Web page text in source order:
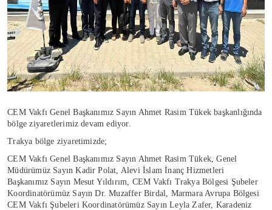
CEM Vakfı Genel Başkanımız Sayın Ahmet Rasim Tükek başkanlığında
bölge ziyaretlerimiz devam ediyor.
Trakya bölge ziyaretimizde;
CEM Vakfı Genel Başkanımız Sayın Ahmet Rasim Tükek, Genel
Müdürümüz Sayın Kadir Polat, Alevi İslam İnanç Hizmetleri
Başkanımız Sayın Mesut Yıldırım, CEM Vakfı Trakya Bölgesi Şubeler
Koordinatörümüz Sayın Dr. Muzaffer Birdal, Marmara Avrupa Bölgesi
CEM Vakfı Şubeleri Koordinatörümüz Sayın Leyla Zafer, Karadeniz